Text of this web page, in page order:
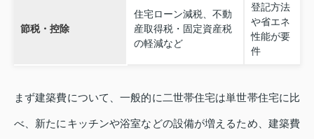
節税・控除
住宅ローン減税、不動
産取得税・固定資産税
の軽減など
登記方法
や省エネ
性能が要
件
まず建築費について、一般的に二世帯住宅は単世帯住宅に比
べ、新たにキッチンや浴室などの設備が増えるため、建築費